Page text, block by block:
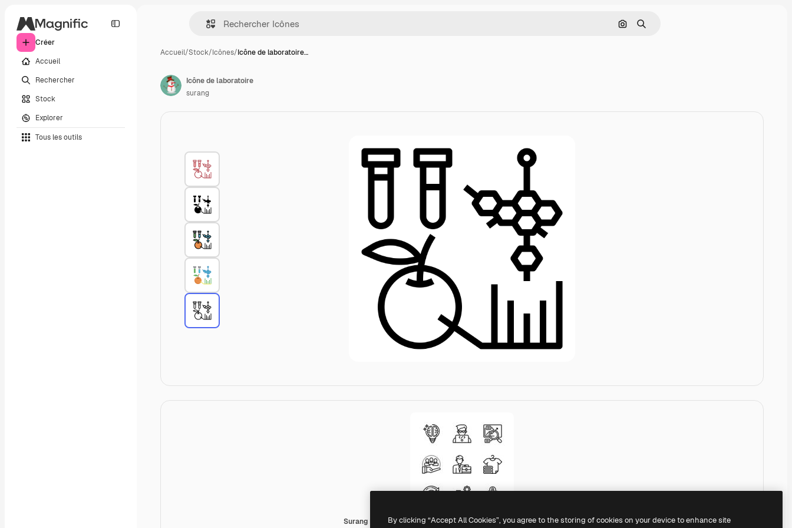
Créer
Accueil
Rechercher
Stock
Explorer
Tous les outils
Rechercher par image
Rechercher
Accueil/Stock/Icônes/Icône de laboratoire…
Surang Lineal
Icône de laboratoire
surang
By clicking “Accept All Cookies”, you agree to the storing of cookies on your device to enhance site